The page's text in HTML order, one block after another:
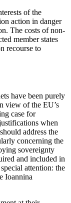
of the
action in danger
The costs of non-
member states
recourse to
have been purely
view of the EU’s
case for
when
address the
concerning the
sovereignty
and included in
attention: the
Ioannina